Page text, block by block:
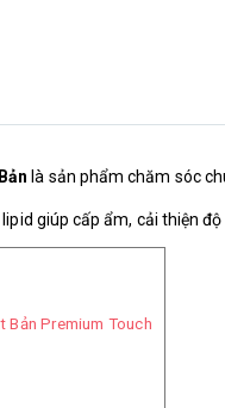
là sản phẩm chăm sóc
giúp cấp ẩm, cải thiện
Premium Touch